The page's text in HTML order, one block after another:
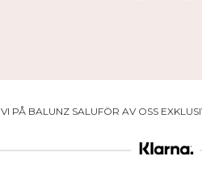
VI PÅ BALUNZ SALUFÖR AV OSS